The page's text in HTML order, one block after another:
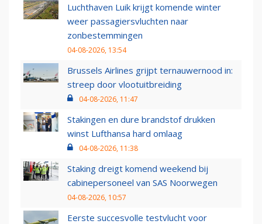
Luchthaven Luik krijgt komende winter
weer passagiersvluchten naar
zonbestemmingen
04-08-2026, 13:54
Brussels Airlines grijpt ternauwernood in:
streep door vlootuitbreiding
04-08-2026, 11:47
Stakingen en dure brandstof drukken
winst Lufthansa hard omlaag
04-08-2026, 11:38
Staking dreigt komend weekend bij
cabinepersoneel van SAS Noorwegen
04-08-2026, 10:57
Eerste succesvolle testvlucht voor